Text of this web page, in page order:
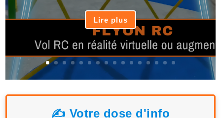
Lire plus
✍️ Votre dose d'info